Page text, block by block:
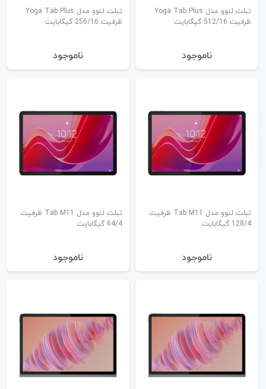
تبلت لنوو مدل Yoga Tab Plus
ظرفیت 512/16 گیگابایت
نا‌موجود
تبلت لنوو مدل Yoga Tab Plus
ظرفیت 256/16 گیگابایت
نا‌موجود
تبلت لنوو مدل Tab M11 ظرفیت
128/4 گیگابایت
نا‌موجود
تبلت لنوو مدل Tab M11 ظرفیت
64/4 گیگابایت
نا‌موجود